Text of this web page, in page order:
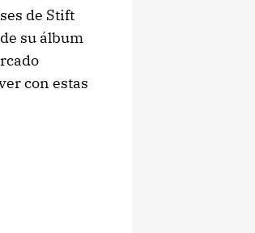
de Stift
su álbum
con estas